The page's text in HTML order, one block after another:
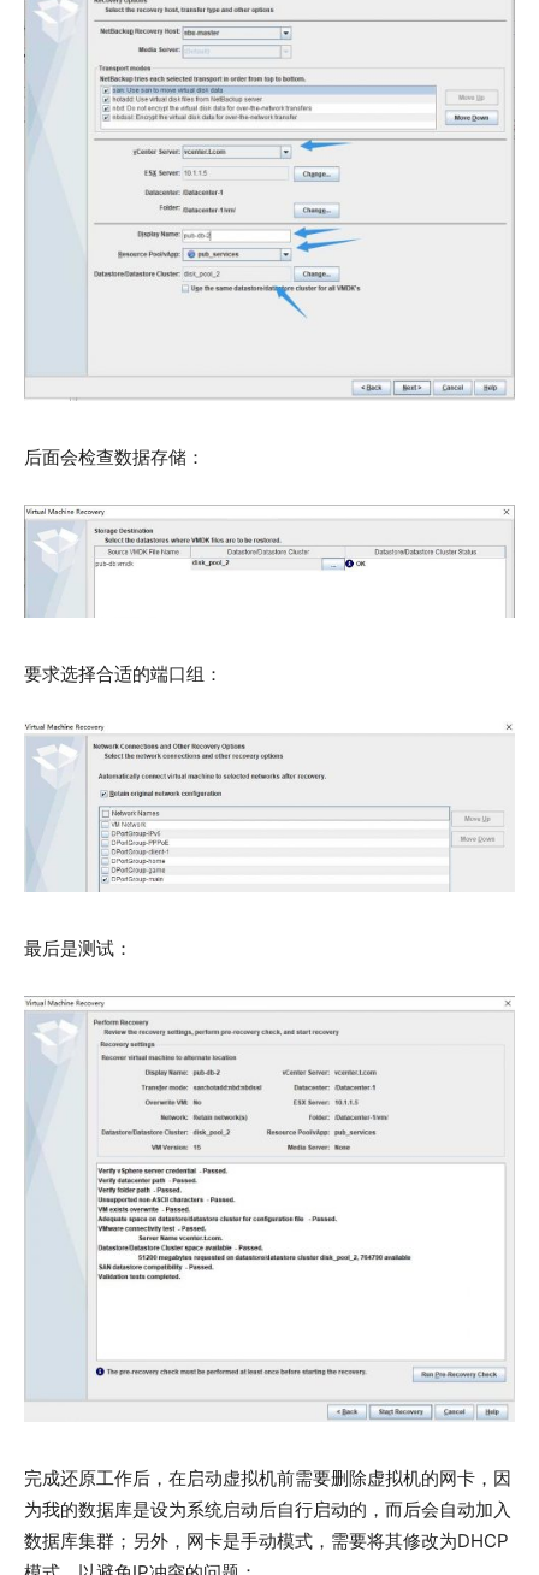
后面会检查数据存储：
要求选择合适的端口组：
最后是测试：
完成还原工作后，在启动虚拟机前需要删除虚拟机的网卡，因
为我的数据库是设为系统启动后自行启动的，而后会自动加入
数据库集群；另外，网卡是手动模式，需要将其修改为DHCP